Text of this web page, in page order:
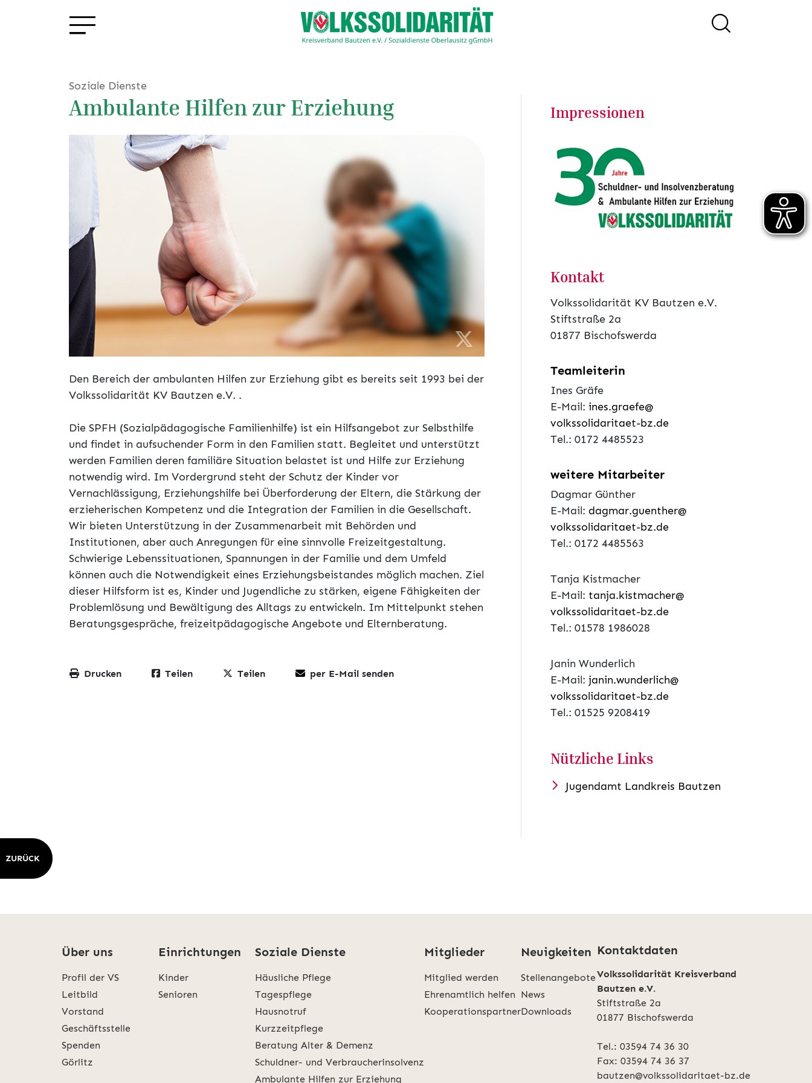
Soziale Dienste
Ambulante Hilfen zur Erziehung
Den Bereich der ambulanten Hilfen zur Erziehung gibt es bereits seit 1993 bei der
Volkssolidarität KV Bautzen e.V. .
Die SPFH (Sozialpädagogische Familienhilfe) ist ein Hilfsangebot zur Selbsthilfe
und findet in aufsuchender Form in den Familien statt. Begleitet und unterstützt
werden Familien deren familiäre Situation belastet ist und Hilfe zur Erziehung
notwendig wird. Im Vordergrund steht der Schutz der Kinder vor
Vernachlässigung, Erziehungshilfe bei Überforderung der Eltern, die Stärkung der
erzieherischen Kompetenz und die Integration der Familien in die Gesellschaft.
Wir bieten Unterstützung in der Zusammenarbeit mit Behörden und
Institutionen, aber auch Anregungen für eine sinnvolle Freizeitgestaltung.
Schwierige Lebenssituationen, Spannungen in der Familie und dem Umfeld
können auch die Notwendigkeit eines Erziehungsbeistandes möglich machen. Ziel
dieser Hilfsform ist es, Kinder und Jugendliche zu stärken, eigene Fähigkeiten der
Problemlösung und Bewältigung des Alltags zu entwickeln. Im Mittelpunkt stehen
Beratungsgespräche, freizeitpädagogische Angebote und Elternberatung.
Drucken Teilen Teilen per E-Mail senden
Impressionen
Kontakt
Volkssolidarität KV Bautzen e.V.
Stiftstraße 2a
01877 Bischofswerda
Teamleiterin
Ines Gräfe
E-Mail: ines.graefe@
volkssolidaritaet-bz.de
Tel.: 0172 4485523
weitere Mitarbeiter
Dagmar Günther
E-Mail: dagmar.guenther@
volkssolidaritaet-bz.de
Tel.: 0172 4485563
Tanja Kistmacher
E-Mail: tanja.kistmacher@
volkssolidaritaet-bz.de
Tel.: 01578 1986028
Janin Wunderlich
E-Mail: janin.wunderlich@
volkssolidaritaet-bz.de
Tel.: 01525 9208419
Nützliche Links
Jugendamt Landkreis Bautzen
ZURÜCK
Über uns
Profil der VS
Leitbild
Vorstand
Geschäftsstelle
Spenden
Görlitz
Einrichtungen
Kinder
Senioren
Soziale Dienste
Häusliche Pflege
Tagespflege
Hausnotruf
Kurzzeitpflege
Beratung Alter & Demenz
Schuldner- und Verbraucherinsolvenz
Ambulante Hilfen zur Erziehung
Mitglieder
Mitglied werden
Ehrenamtlich helfen
Kooperationspartner
Neuigkeiten
Stellenangebote
News
Downloads
Kontaktdaten
Volkssolidarität Kreisverband
Bautzen e.V.
Stiftstraße 2a
01877 Bischofswerda
Tel.: 03594 74 36 30
Fax: 03594 74 36 37
bautzen@volkssolidaritaet-bz.de